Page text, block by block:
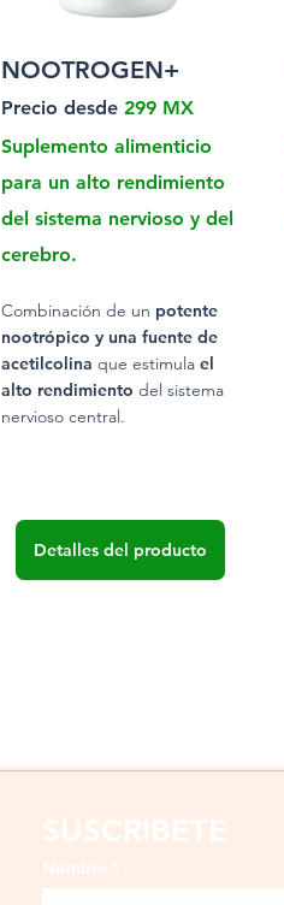
NOOTROGEN+
Precio desde 299 MX
Suplemento alimenticio
para un alto rendimiento
del sistema nervioso y del
cerebro.
Combinación de un potente
nootrópico y una fuente de
acetilcolina que estimula el
alto rendimiento del sistema
nervioso central.
Detalles del producto
SUSCRIBETE
Nombre *